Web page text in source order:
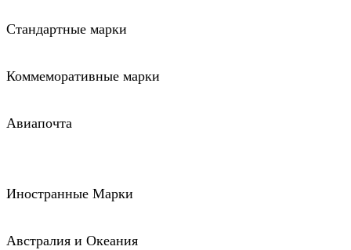
Стандартные марки
Коммеморативные марки
Авиапочта
Иностранные Марки
Австралия и Океания